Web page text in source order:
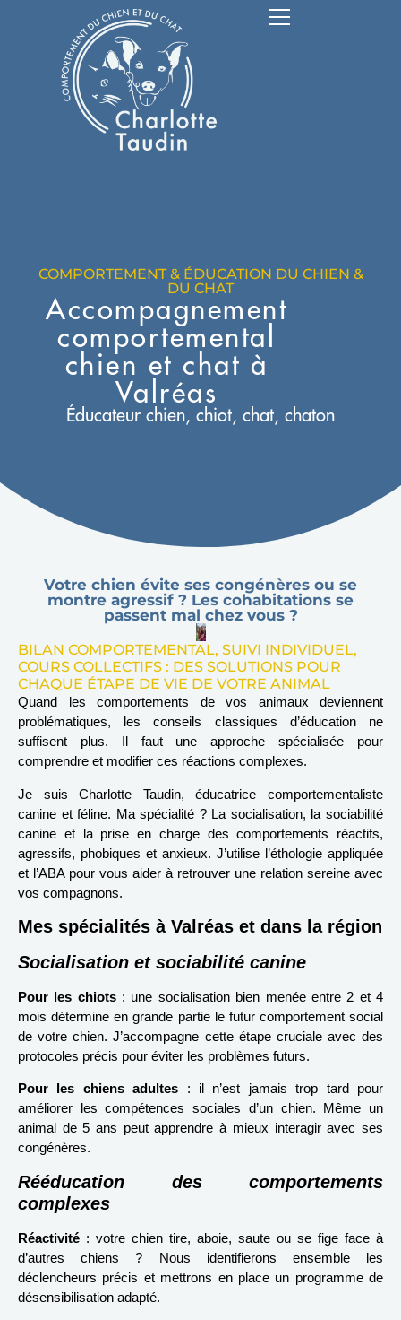
COMPORTEMENT & ÉDUCATION DU CHIEN &
DU CHAT
Accompagnement
comportemental
chien et chat à
Valréas
Éducateur chien, chiot, chat, chaton
Votre chien évite ses congénères ou se
montre agressif ? Les cohabitations se
passent mal chez vous ?
BILAN COMPORTEMENTAL, SUIVI INDIVIDUEL,
COURS COLLECTIFS : DES SOLUTIONS POUR
CHAQUE ÉTAPE DE VIE DE VOTRE ANIMAL
Quand les comportements de vos animaux deviennent
problématiques, les conseils classiques d’éducation ne
suffisent plus. Il faut une approche spécialisée pour
comprendre et modifier ces réactions complexes.
Je suis Charlotte Taudin, éducatrice comportementaliste
canine et féline. Ma spécialité ? La socialisation, la sociabilité
canine et la prise en charge des comportements réactifs,
agressifs, phobiques et anxieux. J’utilise l’éthologie appliquée
et l’ABA pour vous aider à retrouver une relation sereine avec
vos compagnons.
Mes spécialités à Valréas et dans la région
Socialisation et sociabilité canine
Pour les chiots: une socialisation bien menée entre 2 et 4
mois détermine en grande partie le futur comportement social
de votre chien. J’accompagne cette étape cruciale avec des
protocoles précis pour éviter les problèmes futurs.
Pour les chiens adultes : il n’est jamais trop tard pour
améliorer les compétences sociales d’un chien. Même un
animal de 5 ans peut apprendre à mieux interagir avec ses
congénères.
Rééducation des comportements
complexes
Réactivité : votre chien tire, aboie, saute ou se fige face à
d’autres chiens ? Nous identifierons ensemble les
déclencheurs précis et mettrons en place un programme de
désensibilisation adapté.